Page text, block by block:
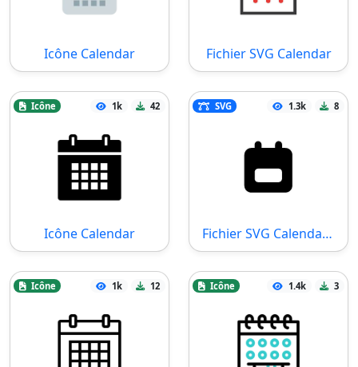
Icône Calendar Fichier SVG Calendar
Icône 1k 42
Icône Calendar
SVG 1.3k 8
Fichier SVG Calendar Week
Icône 1k 12 Icône 1.4k 3